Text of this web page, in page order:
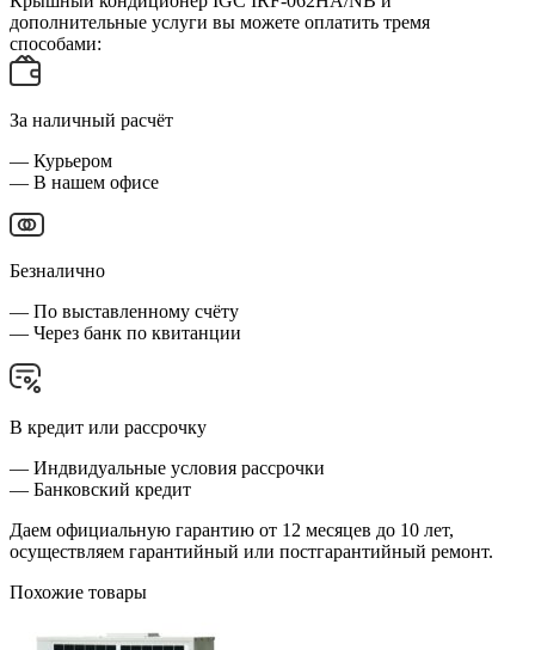
дополнительные услуги вы можете оплатить тремя
способами:
За наличный расчёт
— Курьером
— В нашем офисе
Безналично
— По выставленному счёту
— Через банк по квитанции
В кредит или рассрочку
— Индвидуальные условия рассрочки
— Банковский кредит
Даем официальную гарантию от 12 месяцев до 10 лет,
осуществляем гарантийный или постгарантийный ремонт.
Похожие товары